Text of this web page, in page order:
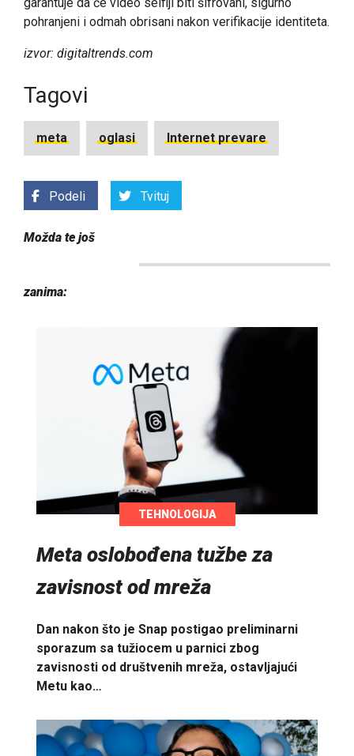
pohranjeni i odmah obrisani nakon verifikacije identiteta.
izvor: digitaltrends.com
Tagovi
meta oglasi Internet prevare
Podeli Tvituj
Možda te još
zanima:
TEHNOLOGIJA
Meta oslobođena tužbe za
zavisnost od mreža
Dan nakon što je Snap postigao preliminarni
sporazum sa tužiocem u parnici zbog
zavisnosti od društvenih mreža, ostavljajući
Metu kao…